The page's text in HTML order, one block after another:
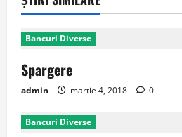
Bancuri Diverse
Spargere
admin martie 4, 2018 0
Bancuri Diverse